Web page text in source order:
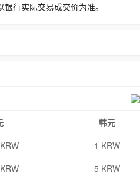
行实际交易成交价为准。
韩元
1 KRW
5 KRW